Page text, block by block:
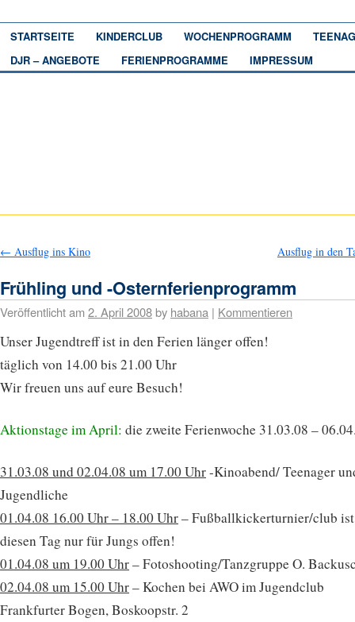
STARTSEITE KINDERCLUB WOCHENPROGRAMM
DJR – ANGEBOTE
FERIENPROGRAMME IMPRESSUM
← Ausflug ins Kino Ausflug in den
Frühling und -Osternferienprogramm
Veröffentlicht am2. April 2008by habana | Kommentieren
Unser Jugendtreff ist in den Ferien länger offen!
täglich von 14.00 bis 21.00 Uhr
Wir freuen uns auf eure Besuch!
Aktionstage im April: die zweite Ferienwoche 31.03.08 –
31.03.08 und 02.04.08 um 17.00 Uhr-Kinoabend/ Teenager
Jugendliche
01.04.08 16.00 Uhr – 18.00 Uhr– Fußballkickerturnier/club
diesen Tag nur für Jungs offen!
01.04.08 um 19.00 Uhr– Fotoshooting/Tanzgruppe O.
02.04.08 um 15.00 Uhr– Kochen bei AWO im Jugendclub
Frankfurter Bogen, Boskoopstr. 2